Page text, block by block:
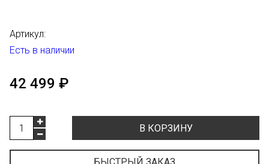
Артикул:
Есть в наличии
42 499 ₽
В КОРЗИНУ